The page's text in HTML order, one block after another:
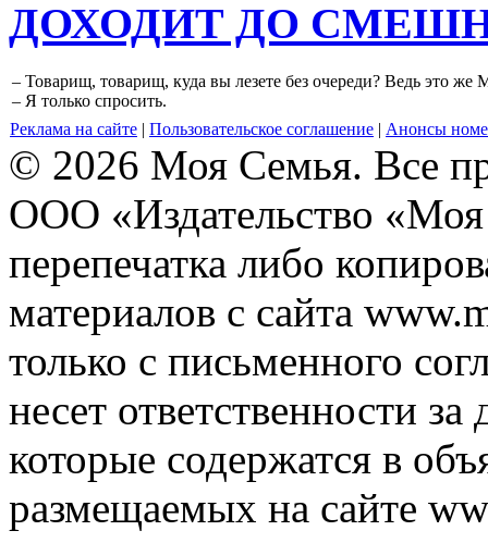
ДОХОДИТ ДО
– Товарищ, товарищ, куда вы лезете без очереди? Ведь это же
– Я только спросить.
Реклама на сайте | Пользовательское соглашение | Анонсы
© 2026 Моя Семья. Все
ООО «Издательство
перепечатка либо
материалов с сайта
только с письменного
несет ответственности
которые содержатся в
размещаемых на сайте